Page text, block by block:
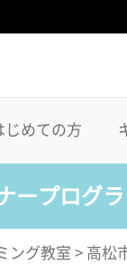
じめての方
ープログ
ング教室 > 高松